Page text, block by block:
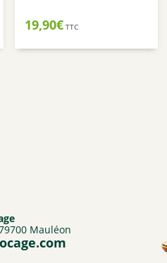
19,90€ TTC
Mauléon